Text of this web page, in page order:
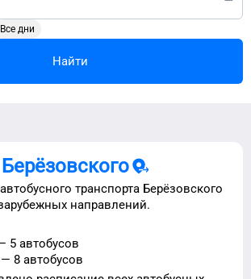
Все дни
Найти
Берёзовского
транспорта Берёзовского
направлений.
5 автобусов
— 8 автобусов